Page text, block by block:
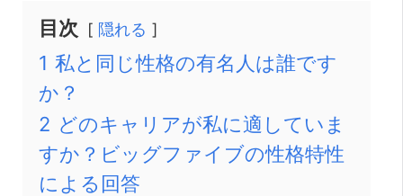
目次 隠れる
1 私と同じ性格の有名人は誰です
か？
2 どのキャリアが私に適していま
すか？ビッグファイブの性格特性
による回答